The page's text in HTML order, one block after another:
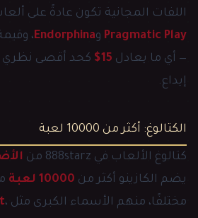
اللفات المجانية تكون عادةً على
Pragmatic Play وEndorphina
— أي ما يعادل 15$
كحد أقصى نظري
إيداع.
الكتالوغ: أكثر من 10000 لعبة
كتالوغ الألعاب في 888starz من
يضم الكازينو أكثر من 10000 لعبة
مختلفًا، منهم الأسماء الكبرى مثل ،